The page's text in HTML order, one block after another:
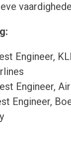
Engineer,
Engineer,
Engineer,